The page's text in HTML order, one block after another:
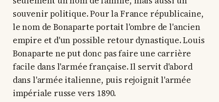
souvenir politique. Pour la France républicaine,
le nom de Bonaparte portait l'ombre de l'ancien
empire et d'un possible retour dynastique. Louis
Bonaparte ne put donc pas faire une carrière
facile dans l'armée française. Il servit d'abord
dans l'armée italienne, puis rejoignit l'armée
impériale russe vers 1890.